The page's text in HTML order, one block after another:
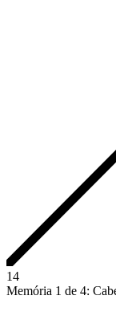
14
Memória 1 de 4: